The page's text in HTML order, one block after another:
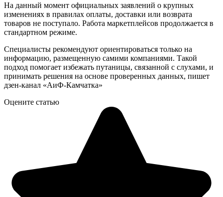
На данный момент официальных заявлений о крупных
изменениях в правилах оплаты, доставки или возврата
товаров не поступало. Работа маркетплейсов продолжается в
стандартном режиме.
Специалисты рекомендуют ориентироваться только на
информацию, размещенную самими компаниями. Такой
подход помогает избежать путаницы, связанной с слухами, и
принимать решения на основе проверенных данных, пишет
дзен-канал «АиФ-Камчатка»
Оцените статью